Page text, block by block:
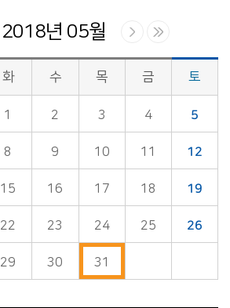
2018년 05월
화 수 목 금 토
1 2 3 4 5
8 9 10 11 12
15 16 17 18 19
22 23 24 25 26
29 30 31